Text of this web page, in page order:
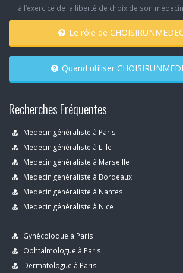
à l’exercice de la liberté de choix de son
Le rôle de
Quand utiliser
Recherches Fréquentes
Medecin généraliste à Paris
Medecin généraliste à Lille
Medecin généraliste à Marseille
Medecin généraliste à Bordeaux
Medecin généraliste à Nantes
Medecin généraliste à Nice
Gynécoloque à Paris
Ophtalmologue à Paris
Dermatologue à Paris